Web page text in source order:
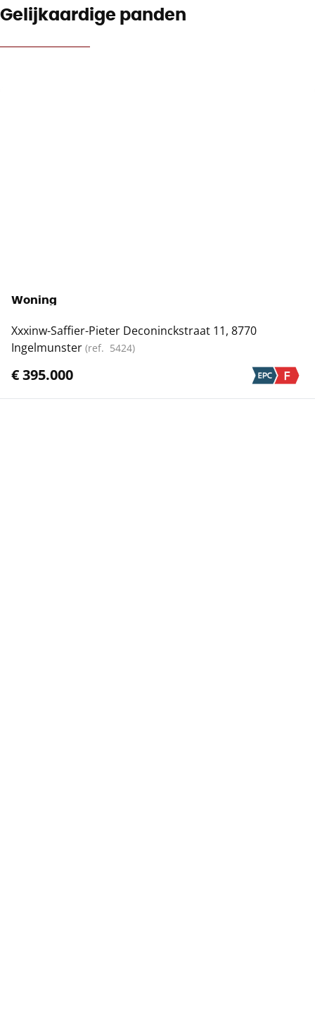
Gelijkaardige panden
Woning
Xxxinw-Saffier-Pieter Deconinckstraat 11, 8770
Ingelmunster (ref. 5424)
€ 395.000